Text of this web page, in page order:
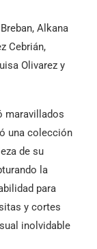
Alkana
Cebrián,
Olivarez y
maravillados
una colección
de su
la
para
y cortes
inolvidable